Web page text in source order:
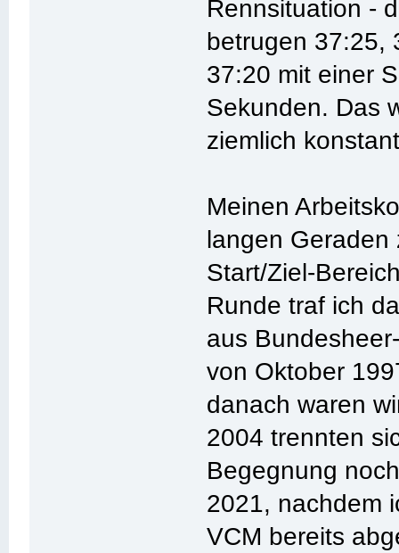
Rennsituation -
betrugen 37:25,
37:20 mit einer
Sekunden. Das
ziemlich
Meinen
langen Geraden
Start/Ziel-
Runde traf ich
aus
von Oktober
danach waren
2004 trennten
Begegnung
2021, nachdem
VCM bereits